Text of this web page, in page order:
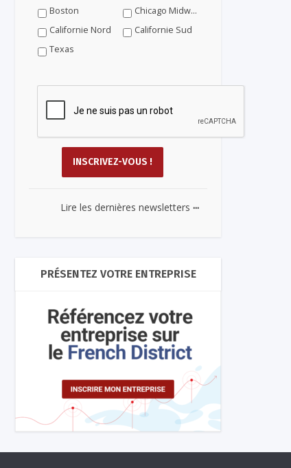
Boston
Chicago Midwest
Californie Nord
Californie Sud
Texas
Lire les dernières newsletters ...
PRÉSENTEZ VOTRE ENTREPRISE